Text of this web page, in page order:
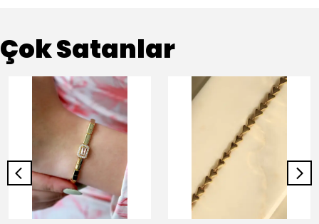
Çok Satanlar